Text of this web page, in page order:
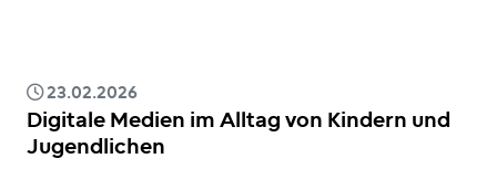
23.02.2026
Digitale Medien im Alltag von Kindern und
Jugendlichen